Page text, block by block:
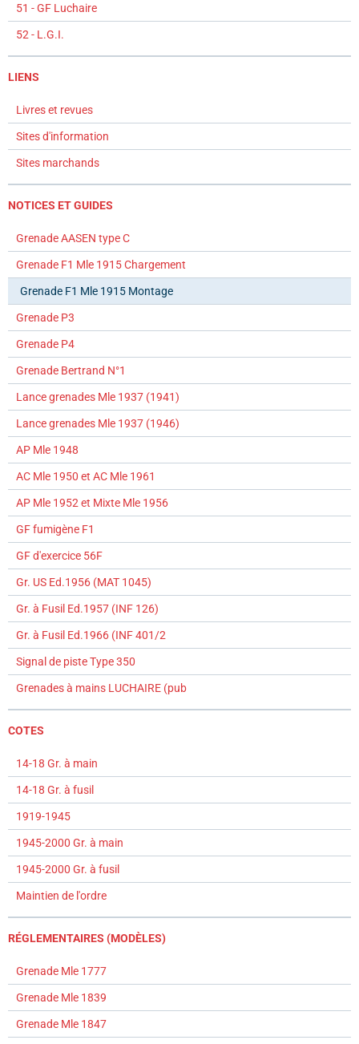
51 - GF Luchaire
52 - L.G.I.
LIENS
Livres et revues
Sites d'information
Sites marchands
NOTICES ET GUIDES
Grenade AASEN type C
Grenade F1 Mle 1915 Chargement
Grenade F1 Mle 1915 Montage
Grenade P3
Grenade P4
Grenade Bertrand N°1
Lance grenades Mle 1937 (1941)
Lance grenades Mle 1937 (1946)
AP Mle 1948
AC Mle 1950 et AC Mle 1961
AP Mle 1952 et Mixte Mle 1956
GF fumigène F1
GF d'exercice 56F
Gr. US Ed.1956 (MAT 1045)
Gr. à Fusil Ed.1957 (INF 126)
Gr. à Fusil Ed.1966 (INF 401/2
Signal de piste Type 350
Grenades à mains LUCHAIRE (pub
COTES
14-18 Gr. à main
14-18 Gr. à fusil
1919-1945
1945-2000 Gr. à main
1945-2000 Gr. à fusil
Maintien de l'ordre
RÉGLEMENTAIRES (MODÈLES)
Grenade Mle 1777
Grenade Mle 1839
Grenade Mle 1847